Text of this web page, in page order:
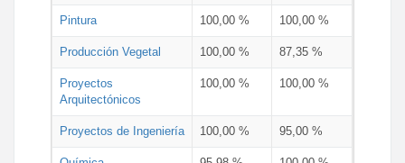
Pintura 100,00 % 100,00 %
Producción Vegetal 100,00 % 87,35 %
Proyectos
Arquitectónicos
100,00 % 100,00 %
Proyectos de Ingeniería 100,00 % 95,00 %